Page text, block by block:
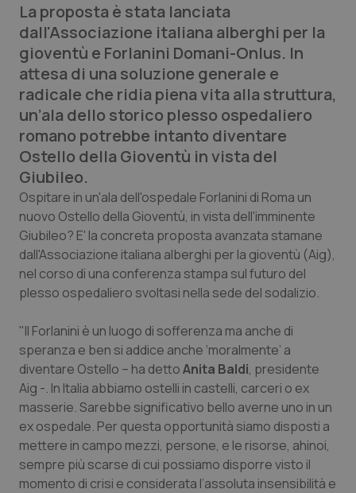
Studi e Analisi
Lettere al direttore
Edizioni Regionali
QS Pro
Professionisti Sanitari.AI
Abruzzo
Basilicata
Campania
Emilia-Romagna
Friuli Venezia Giulia
Lazio
QS Pro Gold
Artrite & artrosi
Car-T
Colesterolo & coronaropatie
Dermatite Atopica
Diabete & glucometri
QS Club Newsletter
La proposta è stata lanciata
dall'Associazione italiana alberghi per la
gioventù e Forlanini Domani-Onlus. In
attesa di una soluzione generale e
radicale che ridia piena vita alla struttura,
un’ala dello storico plesso ospedaliero
romano potrebbe intanto diventare
Ostello della Gioventù in vista del
Giubileo.
Ospitare in un'ala dell'ospedale Forlanini di Roma un
nuovo Ostello della Gioventù, in vista dell'imminente
Giubileo? E' la concreta proposta avanzata stamane
dall'Associazione italiana alberghi per la gioventù (Aig),
nel corso di una conferenza stampa sul futuro del
plesso ospedaliero svoltasi nella sede del sodalizio.
"Il Forlanini è un luogo di sofferenza ma anche di
speranza e ben si addice anche ‘moralmente’ a
diventare Ostello – ha dettoAnita Baldi, presidente
Aig -. In Italia abbiamo ostelli in castelli, carceri o ex
masserie. Sarebbe significativo bello averne uno in un
ex ospedale. Per questa opportunità siamo disposti a
mettere in campo mezzi, persone, e le risorse, ahinoi,
sempre più scarse di cui possiamo disporre visto il
momento di crisi e considerata l’assoluta insensibilità e